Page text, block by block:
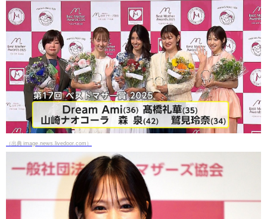
（出典 image.news.livedoor.com）